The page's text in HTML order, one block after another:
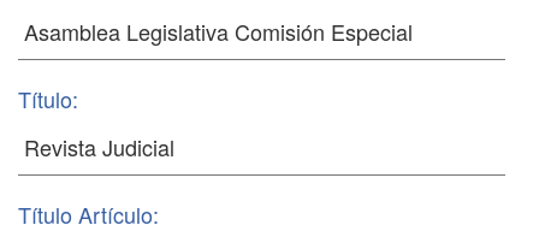
Título:
Título Artículo: